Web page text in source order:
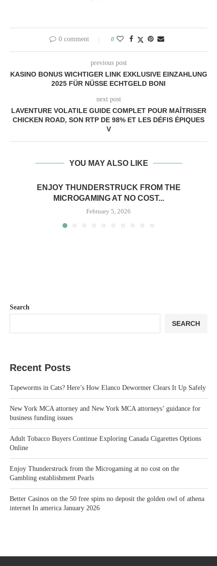
0 comment 0
previous post
KASINO BONUS WICHTIGER LINK EXKLUSIVE EINZAHLUNG
2025 FÜR NÜSSE ECHTGELD BONI
next post
LAVENTURE VOLATILE GUIDE COMPLET POUR MAÎTRISER
CHICKEN ROAD, SON RTP DE 98% ET LES DÉFIS ÉPIQUES
V
YOU MAY ALSO LIKE
ENJOY THUNDERSTRUCK FROM THE
MICROGAMING AT NO COST...
February 5, 2026
Search
SEARCH
Recent Posts
Tapeworms in Cats? Here’s How Elanco Dewormer Clears It Up Safely
New York MCA attorney and New York MCA attorneys’ guidance for
business funding issues
Adult Tobacco Buyers Continue Exploring Canada Cigarettes Options
Online
Enjoy Thunderstruck from the Microgaming at no cost on the
Gambling establishment Pearls
Better Casinos on the 50 free spins no deposit the golden owl of athena
internet In america January 2026